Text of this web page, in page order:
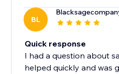
BL
Quick response
I had a question about
helped quickly and was